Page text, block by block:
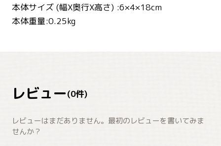
本体サイズ (幅X奥行X高さ) :6×4×18cm
本体重量:0.25kg
レビュー(0件)
レビューはまだありません。最初のレビューを書いてみま
せんか？